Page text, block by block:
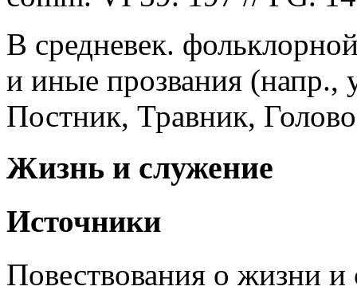
В средневек.
и иные прозвания (напр.,
Постник, Травник,
Жизнь и служение
Источники
Повествования о жизни